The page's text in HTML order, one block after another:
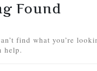
Found
find what you’re
help.